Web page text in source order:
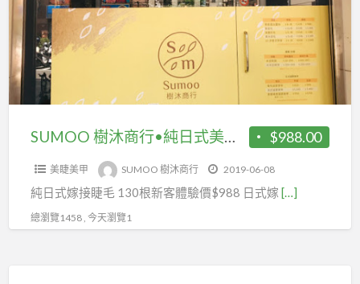
費
刊
登
廣
告
coolbuy.com.tw
•
純
日
式
$988.00
SUMOO 樹沐商行•純日式美睫130根
美睫美甲 SUMOO 樹沐商行 2019-06-08
純日式嫁接睫毛 130根新客體驗價$988 日式嫁 […]
總瀏覽1458 , 今天瀏覽1